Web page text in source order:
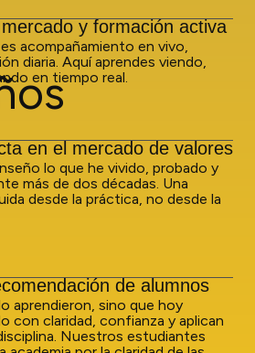
y formación activa
acompañamiento en vivo,
diaria. Aquí aprendes viendo,
en tiempo real.
en el mercado de valores
lo que he vivido, probado y
más de dos décadas. Una
desde la práctica, no desde la
de alumnos
aprendieron, sino que hoy
con claridad, confianza y aplican
Nuestros estudiantes